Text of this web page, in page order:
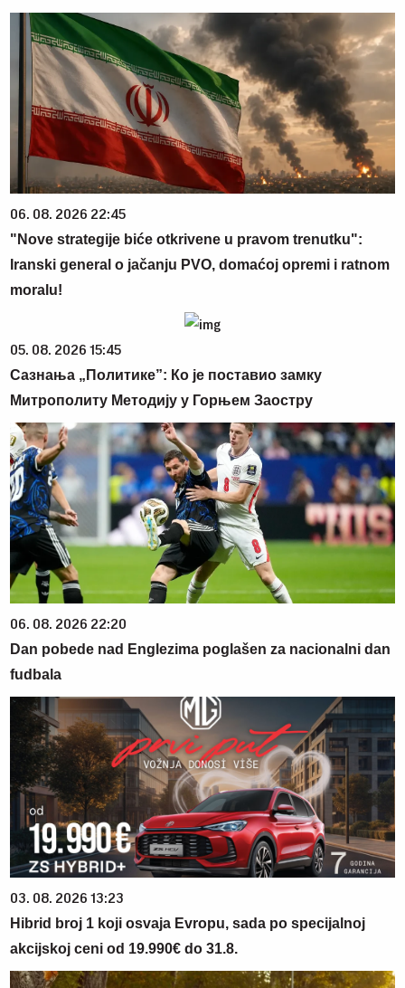
06. 08. 2026 22:45
"Nove strategije biće otkrivene u pravom trenutku":
Iranski general o jačanju PVO, domaćoj opremi i ratnom
moralu!
05. 08. 2026 15:45
Сазнања „Политике”: Ко је поставио замку
Митрополиту Методију у Горњем Заостру
06. 08. 2026 22:20
Dan pobede nad Englezima poglašen za nacionalni dan
fudbala
03. 08. 2026 13:23
Hibrid broj 1 koji osvaja Evropu, sada po specijalnoj
akcijskoj ceni od 19.990€ do 31.8.